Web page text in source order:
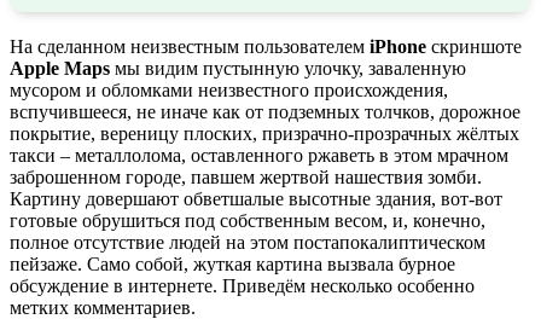
На сделанном неизвестным пользователем iPhone скриншоте
Apple Maps мы видим пустынную улочку, заваленную
мусором и обломками неизвестного происхождения,
вспучившееся, не иначе как от подземных толчков, дорожное
покрытие, вереницу плоских, призрачно-прозрачных жёлтых
такси – металлолома, оставленного ржаветь в этом мрачном
заброшенном городе, павшем жертвой нашествия зомби.
Картину довершают обветшалые высотные здания, вот-вот
готовые обрушиться под собственным весом, и, конечно,
полное отсутствие людей на этом постапокалиптическом
пейзаже. Само собой, жуткая картина вызвала бурное
обсуждение в интернете. Приведём несколько особенно
метких комментариев.